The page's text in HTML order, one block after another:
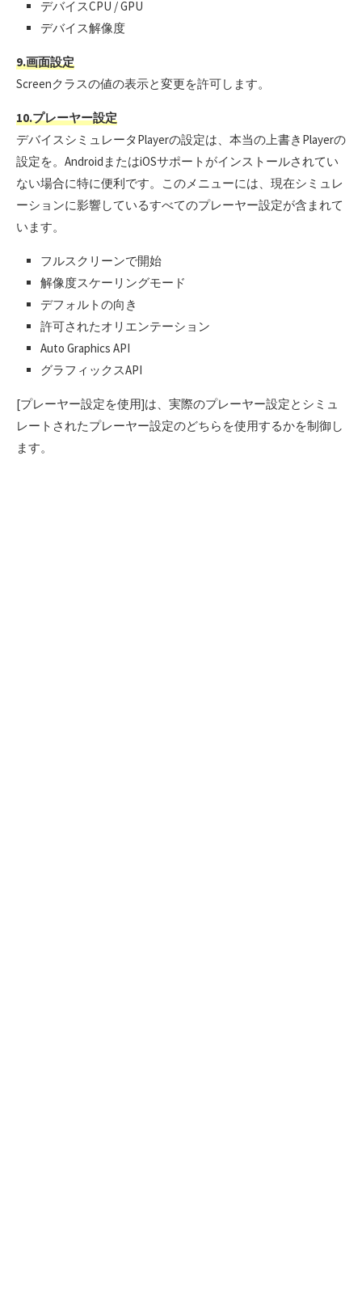
デバイスCPU / GPU
デバイス解像度
9.画面設定
Screenクラスの値の表示と変更を許可します。
10.プレーヤー設定
デバイスシミュレータPlayerの設定は、本当の上書きPlayerの
設定を。AndroidまたはiOSサポートがインストールされてい
ない場合に特に便利です。このメニューには、現在シミュレ
ーションに影響しているすべてのプレーヤー設定が含まれて
います。
フルスクリーンで開始
解像度スケーリングモード
デフォルトの向き
許可されたオリエンテーション
Auto Graphics API
グラフィックスAPI
[プレーヤー設定を使用]は、実際のプレーヤー設定とシミュ
レートされたプレーヤー設定のどちらを使用するかを制御し
ます。